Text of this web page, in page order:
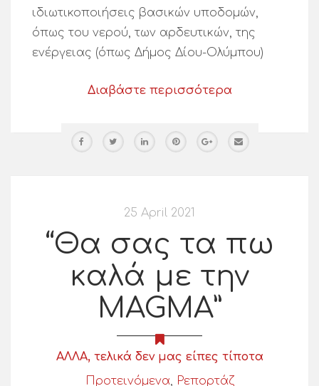
ιδιωτικοποιήσεις βασικών υποδομών,
όπως του νερού, των αρδευτικών, της
ενέργειας (όπως Δήμος Δίου-Ολύμπου)
Διαβάστε περισσότερα
25 April 2021
“Θα σας τα πω
καλά με την
MAGMA”
ΑΛΛΑ, τελικά δεν μας είπες τίποτα
Προτεινόμενα, Ρεπορτάζ